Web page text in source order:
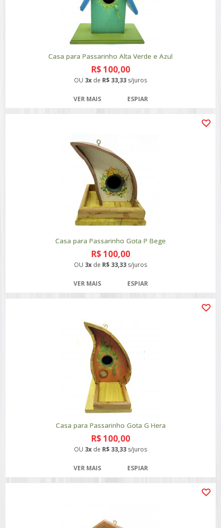
Casa para Passarinho Alta Verde e Azul
R$ 100,00
OU 3x de R$ 33,33 s/juros
VER MAIS ESPIAR
Casa para Passarinho Gota P Bege
R$ 100,00
OU 3x de R$ 33,33 s/juros
VER MAIS ESPIAR
Casa para Passarinho Gota G Hera
R$ 100,00
OU 3x de R$ 33,33 s/juros
VER MAIS ESPIAR